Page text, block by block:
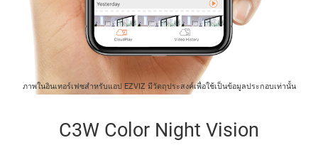
ภาพในอินเทอร์เฟซสำหรับแอป EZVIZ มีวัตถุประสงค์เพื่อใช้เป็นข้อมูลประกอบเท่านั้น
C3W Color Night Vision